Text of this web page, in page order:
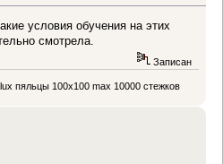
условия обучения на этих
смотрела.
Записан
пяльцы 100х100 max 10000 стежков